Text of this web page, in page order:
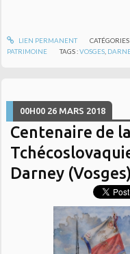
LIEN PERMANENT CATÉGORIES
PATRIMOINE
TAGS :VOSGES
00H00 26 MARS 2018
Centenaire de
Darney (Vosges)